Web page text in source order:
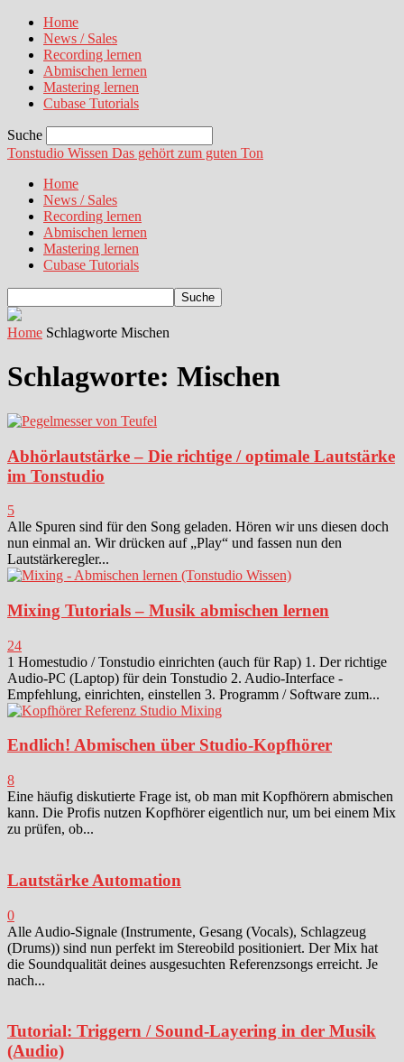
Home
News / Sales
Recording lernen
Abmischen lernen
Mastering lernen
Cubase Tutorials
Suche
Tonstudio Wissen Das gehört zum guten Ton
Home
News / Sales
Recording lernen
Abmischen lernen
Mastering lernen
Cubase Tutorials
Home Schlagworte Mischen
Schlagworte: Mischen
Abhörlautstärke – Die richtige / optimale Lautstärke
im Tonstudio
5
Alle Spuren sind für den Song geladen. Hören wir uns diesen doch
nun einmal an. Wir drücken auf „Play“ und fassen nun den
Lautstärkeregler...
Mixing Tutorials – Musik abmischen lernen
24
1 Homestudio / Tonstudio einrichten (auch für Rap) 1. Der richtige
Audio-PC (Laptop) für dein Tonstudio 2. Audio-Interface -
Empfehlung, einrichten, einstellen 3. Programm / Software zum...
Endlich! Abmischen über Studio-Kopfhörer
8
Eine häufig diskutierte Frage ist, ob man mit Kopfhörern abmischen
kann. Die Profis nutzen Kopfhörer eigentlich nur, um bei einem Mix
zu prüfen, ob...
Lautstärke Automation
0
Alle Audio-Signale (Instrumente, Gesang (Vocals), Schlagzeug
(Drums)) sind nun perfekt im Stereobild positioniert. Der Mix hat
die Soundqualität deines ausgesuchten Referenzsongs erreicht. Je
nach...
Tutorial: Triggern / Sound-Layering in der Musik
(Audio)